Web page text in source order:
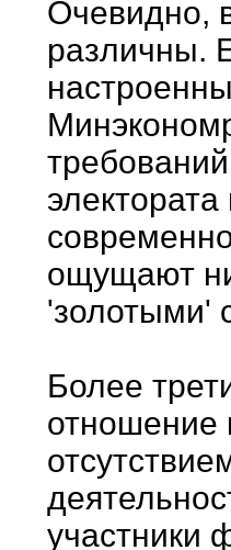
Очевидно,
различны.
ощущают
'золотыми'
Более
отношение
участники